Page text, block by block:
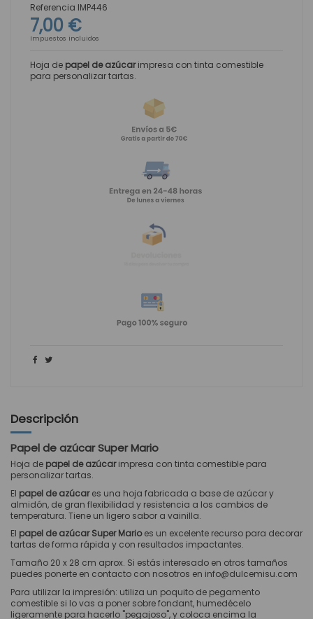
Referencia IMP446
7,00 €
Impuestos incluidos
Hoja de papel de azúcarimpresa con tinta comestible
para personalizar tartas.
Descripción
Papel de azúcar Super Mario
Hoja de papel de azúcarimpresa con tinta comestible para
personalizar tartas.
El papel de azúcares una hoja fabricada a base de azúcar y
almidón, de gran flexibilidad y resistencia a los cambios de
temperatura. Tiene un ligero sabor a vainilla.
El papel de azúcar Super Marioes un excelente recurso para decorar
tartas de forma rápida y con resultados impactantes.
Tamaño 20 x 28 cm aprox. Si estás interesado en otros tamaños
puedes ponerte en contacto con nosotros en info@dulcemisu.com
Para utilizar la impresión: utiliza un poquito de pegamento
comestible si lo vas a poner sobrefondant, humedécelo
ligeramente para hacerlo "pegajoso", y coloca encima la